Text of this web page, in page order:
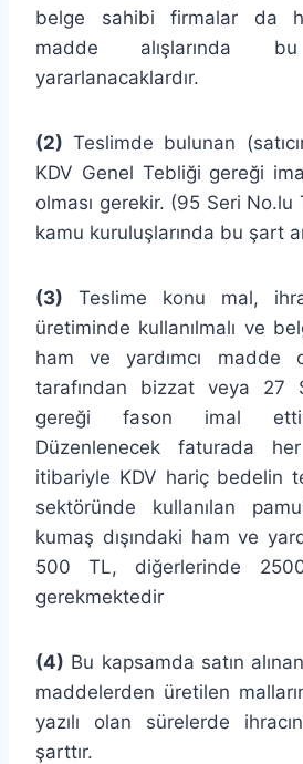
belge sahibi firmalar da
madde alışlarında bu
yararlanacaklardır.
(2) Teslimde bulunan
KDV Genel Tebliği gereği
olması gerekir. (95 Seri
kamu kuruluşlarında bu şart
(3) Teslime konu mal,
üretiminde kullanılmalı ve
ham ve yardımcı madde
tarafından bizzat veya 27
gereği fason imal
Düzenlenecek faturada
itibariyle KDV hariç bedelin
sektöründe kullanılan
kumaş dışındaki ham ve
500 TL, diğerlerinde
gerekmektedir
(4) Bu kapsamda satın
maddelerden üretilen
yazılı olan sürelerde
şarttır.